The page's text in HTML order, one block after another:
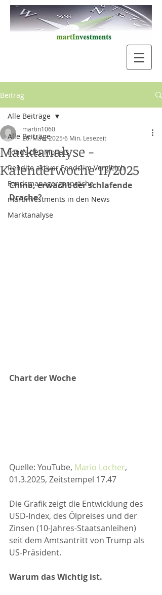
Beitrag
Alle Beiträge
Fonds des Monats
Rendite aktiver Fonds im Vergleich
Fondsmanagergespräche
martInvestments in den News
Marktanalyse
Alle Beiträge
Marktanalyse -
Kalenderwoche 11/2025
martin1060
20. März 2025 6 Min. Lesezeit
China, erwacht der schlafende
Drache?
Chart der Woche
Quelle: YouTube, Mario Locher,
01.3.2025, Zeitstempel 17.47
Die Grafik zeigt die Entwicklung des
USD-Index, des Ölpreises und der
Zinsen (10-Jahres-Staatsanleihen)
seit dem Amtsantritt von Trump als
US-Präsident.
Warum das Wichtig ist.